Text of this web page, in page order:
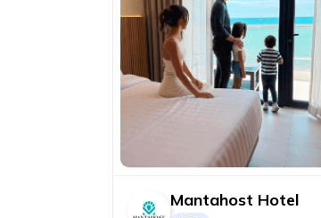
Mantahost Hotel